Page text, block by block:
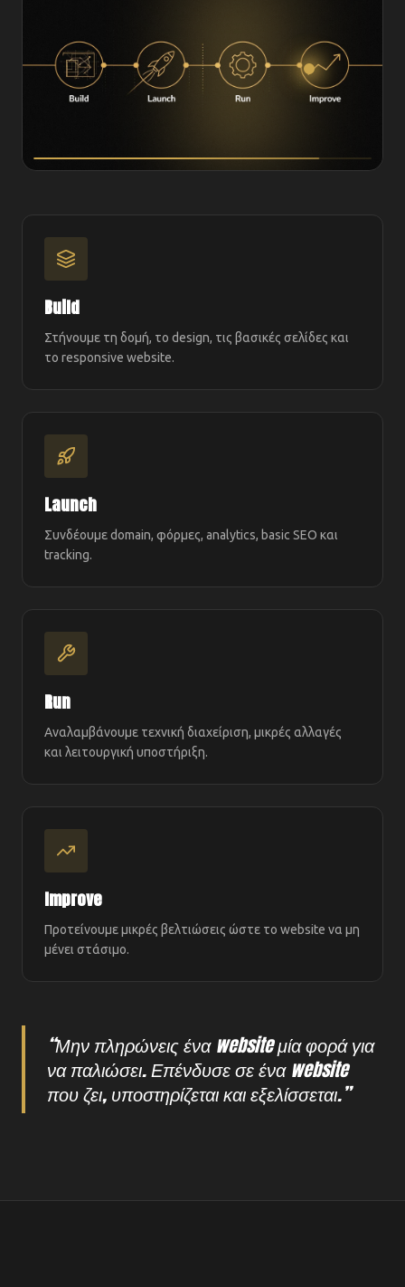
Build
Στήνουμε τη δομή, το design, τις βασικές σελίδες και
το responsive website.
Launch
Συνδέουμε domain, φόρμες, analytics, basic SEO και
tracking.
Run
Αναλαμβάνουμε τεχνική διαχείριση, μικρές αλλαγές
και λειτουργική υποστήριξη.
Improve
Προτείνουμε μικρές βελτιώσεις ώστε το website να μη
μένει στάσιμο.
“Μην πληρώνεις ένα website μία φορά για
να παλιώσει. Επένδυσε σε ένα website
που ζει, υποστηρίζεται και εξελίσσεται.”